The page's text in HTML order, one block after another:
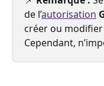
de l’autorisation
créer ou
Cependant,